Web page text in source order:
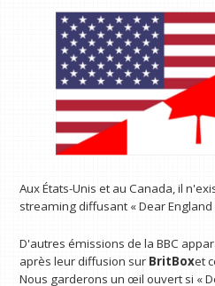
Aux États-Unis et au Canada, il
streaming diffusant « Dear England
D'autres émissions de la BBC
après leur diffusion sur BritBoxet
Nous garderons un œil ouvert si «